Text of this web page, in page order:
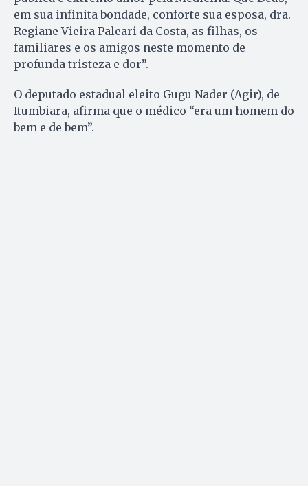
em sua infinita bondade, conforte sua esposa, dra.
Regiane Vieira Paleari da Costa, as filhas, os
familiares e os amigos neste momento de
profunda tristeza e dor”.
O deputado estadual eleito Gugu Nader (Agir), de
Itumbiara, afirma que o médico “era um homem do
bem e de bem”.